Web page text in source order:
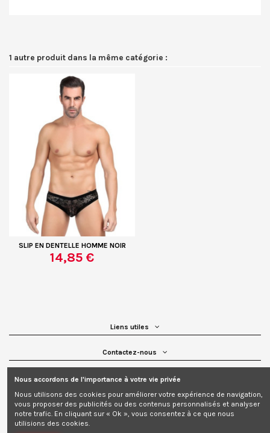
1 autre produit dans la même catégorie :
SLIP EN DENTELLE HOMME NOIR
14,85 €
Liens utiles
Contactez-nous
Suivez-nous
Newsletter
Nous accordons de l'importance à votre vie privée
Nous utilisons des cookies pour améliorer votre expérience de navigation,
vous proposer des publicités ou des contenus personnalisés et analyser
notre trafic. En cliquant sur « Ok », vous consentez à ce que nous
utilisions des cookies.